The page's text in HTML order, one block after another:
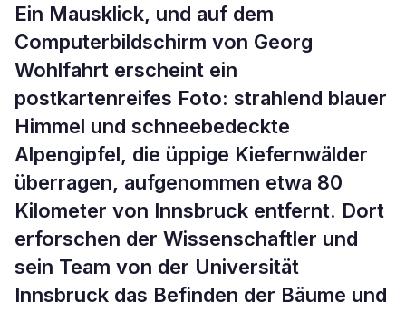
ERDE & UMWELT
Alarmstufe Rot
Ein Mausklick, und auf dem
Computerbildschirm von Georg
Wohlfahrt erscheint ein
postkartenreifes Foto: strahlend blauer
Himmel und schneebedeckte
Alpengipfel, die üppige Kiefernwälder
überragen, aufgenommen etwa 80
Kilometer von Innsbruck entfernt. Dort
erforschen der Wissenschaftler und
sein Team von der Universität
Innsbruck das Befinden der Bäume und